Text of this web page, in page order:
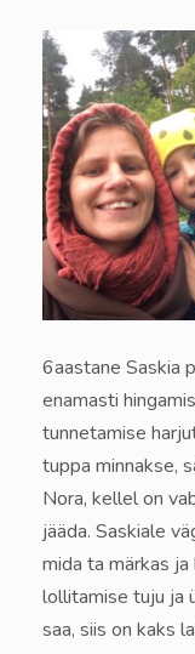
6aastane Saskia
enamasti
tunnetamise
tuppa minnakse,
Nora, kellel on
jääda. Saskiale
mida ta märkas
lollitamise tuju ja
saa, siis on kaks